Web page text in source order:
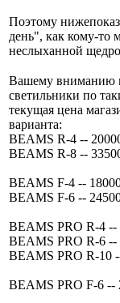
Поэтому
день", как кому-то
неслыханной
Вашему вниманию
светильники по
текущая цена
варианта:
BEAMS R-4 --
BEAMS R-8 --
BEAMS F-4 --
BEAMS F-6 --
BEAMS PRO R-4 --
BEAMS PRO R-6 --
BEAMS PRO R-10
BEAMS PRO F-6 --